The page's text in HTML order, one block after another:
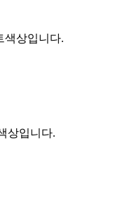
색상입니다.
상입니다.